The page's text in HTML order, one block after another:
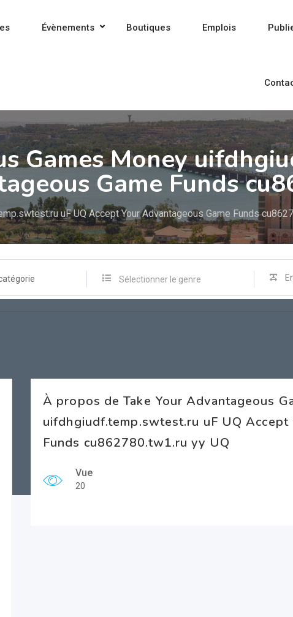
Évènements Boutiques Emplois
Games Money
Game Funds
uF UQ Accept Your Advantageous Game Funds
Sélectionner le genre
À propos de Take Your Advantageous
uifdhgiudf.temp.swtest.ru uF UQ Accept
Funds cu862780.tw1.ru yy UQ
Vue
20